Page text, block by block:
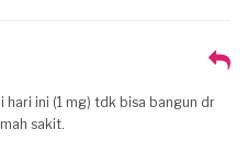
hari ini (1 mg) tdk bisa bangun dr
sakit.